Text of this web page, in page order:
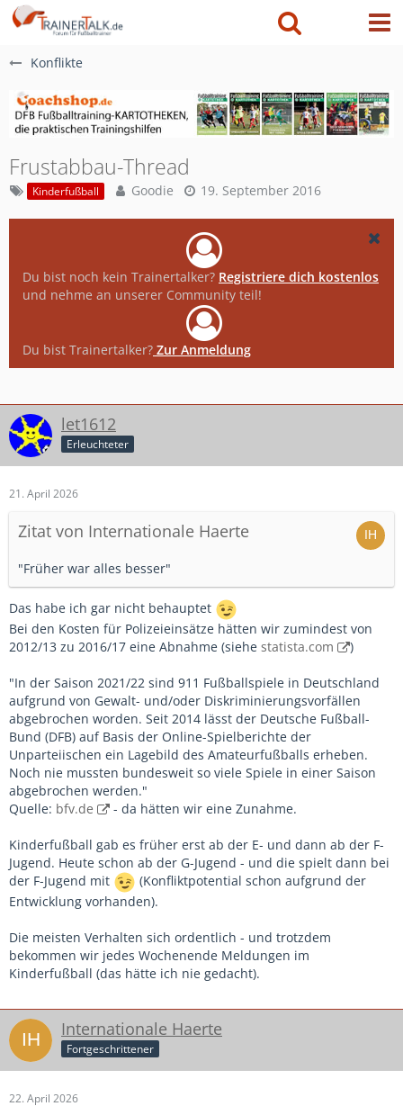
Konflikte
Frustabbau-Thread
Kinderfußball Goodie 19. September 2016
Du bist noch kein Trainertalker? Registriere dich kostenlos
und nehme an unserer Community teil!
Du bist Trainertalker? Zur Anmeldung
let1612
Erleuchteter
21. April 2026
Zitat von Internationale Haerte
"Früher war alles besser"
Das habe ich gar nicht behauptet
Bei den Kosten für Polizeieinsätze hätten wir zumindest von
2012/13 zu 2016/17 eine Abnahme (siehe statista.com )
"In der Saison 2021/22 sind 911 Fußballspiele in Deutschland
aufgrund von Gewalt- und/oder Diskriminierungsvorfällen
abgebrochen worden. Seit 2014 lässt der Deutsche Fußball-
Bund (DFB) auf Basis der Online-Spielberichte der
Unparteiischen ein Lagebild des Amateurfußballs erheben.
Noch nie mussten bundesweit so viele Spiele in einer Saison
abgebrochen werden."
Quelle: bfv.de - da hätten wir eine Zunahme.
Kinderfußball gab es früher erst ab der E- und dann ab der F-
Jugend. Heute schon ab der G-Jugend - und die spielt dann bei
der F-Jugend mit
(Konfliktpotential schon aufgrund der
Entwicklung vorhanden).
Die meisten Verhalten sich ordentlich - und trotzdem
bekommen wir jedes Wochenende Meldungen im
Kinderfußball (das hätte ich nie gedacht).
Internationale Haerte
Fortgeschrittener
22. April 2026